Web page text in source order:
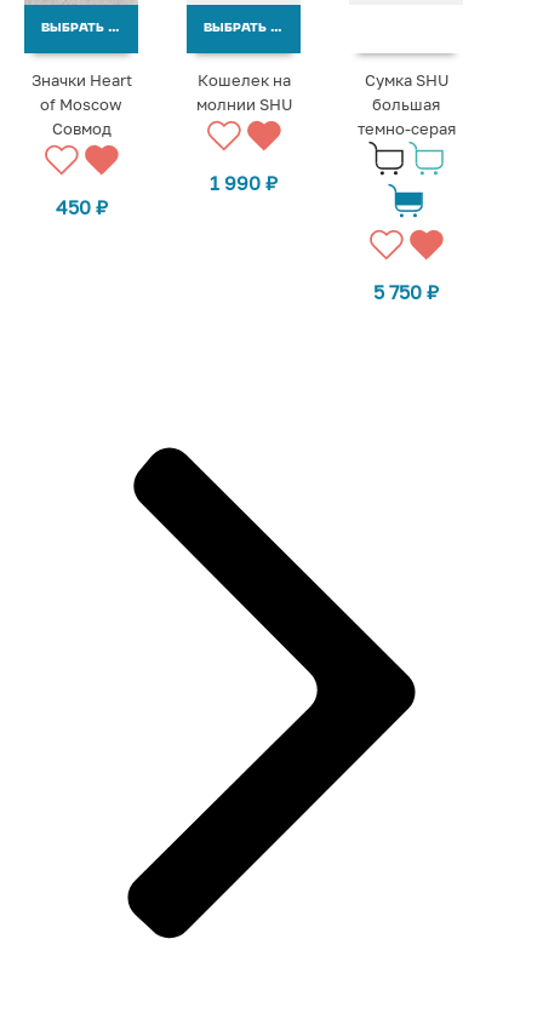
ВЫБРАТЬ ВАРИАНТЫ
Значки Heart
of Moscow
Совмод
450 ₽
ВЫБРАТЬ ВАРИАНТЫ
Кошелек на
молнии SHU
1 990₽
Сумка SHU
большая
темно-серая
5 750₽